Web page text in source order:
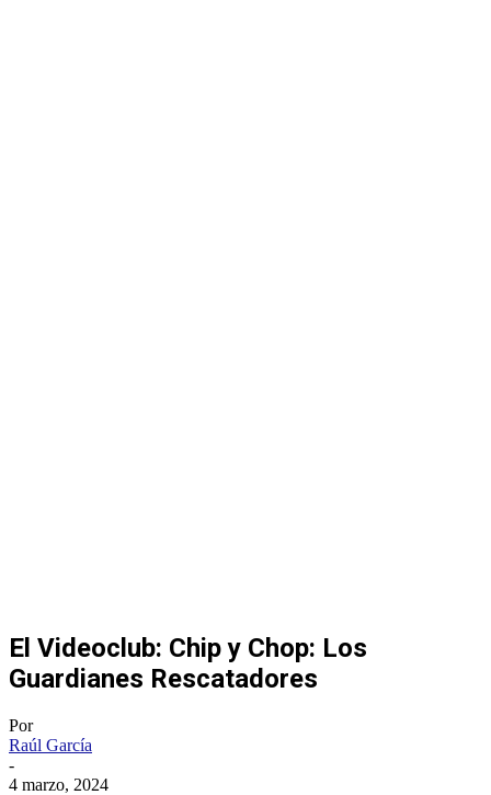
El Videoclub: Chip y Chop: Los
Guardianes Rescatadores
Por
Raúl García
-
4 marzo, 2024